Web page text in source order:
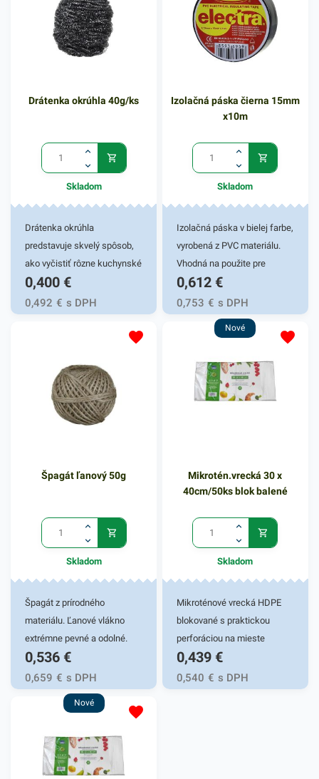
Drátenka okrúhla 40g/ks
Skladom
Drátenka okrúhla
predstavuje skvelý spôsob,
ako vyčistiť rôzne kuchynské
predmety. Poradí s
pripálenými hrncami,
panvicami a odolnou špinou
na sporáku a inými miestami
bez poškriabania odstráni
mastnotu a pripečené
omrvinky. Drátenka je
precízne upletená z
prispôsobí a dostane tak do
Drôtenku možno ľahko umyť,
bude tak vždy pripravená na
dôkladné vyčistenie ďalšieho
kusu riadu či iných plôch. V
balení nájdete 1ks okrúhlej
drôtenky 40g.
0,400 €
0,492 € s DPH
Izolačná páska čierna 15mm
x10m
Skladom
Izolačná páska v bielej farbe,
vyrobená z PVC materiálu.
Vhodná na použite pre
domácich kutilov, ale aj
elektroprofíkov. Spoľahlivo
odiizoluje a označí káble.
Dĺžka návinu 10m a šírke15
Izolačné pásky skladom.
0,612 €
0,753 € s DPH
Špagát ľanový 50g
Skladom
Špagát z prírodného
materiálu. Ľanové vlákno
extrémne pevné a odolné.
Svoje využitie si nájde pri
uskladňovaní, pri balíkovej
preprave, pri archivácii, v
kanceláriách aj
cievke cca 50m.
0,536 €
0,659 € s DPH
Mikrotén.vrecká 30 x
40cm/50ks blok balené
Skladom
Mikroténové vrecká HDPE
blokované s praktickou
perforáciou na mieste
odtrhnutia. Používajú sa na
uchovanie a uskladnenie
potravín, ovocia a zeleniny,
0,439 €
0,540 € s DPH
Nové
Nové